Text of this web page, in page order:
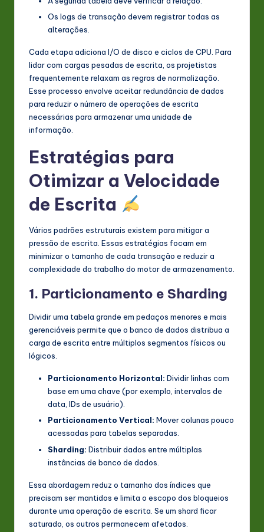
Os logs de transação devem registrar todas as
alterações.
Cada etapa adiciona I/O de disco e ciclos de CPU. Para
lidar com cargas pesadas de escrita, os projetistas
frequentemente relaxam as regras de normalização.
Esse processo envolve aceitar redundância de dados
para reduzir o número de operações de escrita
necessárias para armazenar uma unidade de
informação.
Estratégias para
Otimizar a Velocidade
de Escrita
Vários padrões estruturais existem para mitigar a
pressão de escrita. Essas estratégias focam em
minimizar o tamanho de cada transação e reduzir a
complexidade do trabalho do motor de armazenamento.
1. Particionamento e Sharding
Dividir uma tabela grande em pedaços menores e mais
gerenciáveis permite que o banco de dados distribua a
carga de escrita entre múltiplos segmentos físicos ou
lógicos.
Particionamento Horizontal: Dividir linhas com
base em uma chave (por exemplo, intervalos de
data, IDs de usuário).
Particionamento Vertical: Mover colunas pouco
acessadas para tabelas separadas.
Sharding: Distribuir dados entre múltiplas
instâncias de banco de dados.
Essa abordagem reduz o tamanho dos índices que
precisam ser mantidos e limita o escopo dos bloqueios
durante uma operação de escrita. Se um shard ficar
saturado, os outros permanecem afetados.